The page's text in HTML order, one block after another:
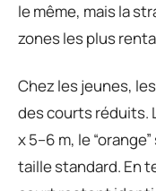
le même, mais la
zones les plus
Chez les jeunes,
des courts réduits.
x 5–6 m, le
taille standard. En